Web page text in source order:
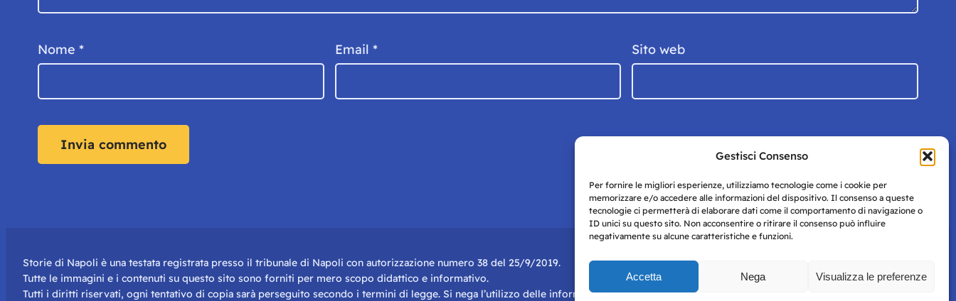
Gestisci Consenso
Per fornire le migliori esperienze, utilizziamo tecnologie come i cookie per
memorizzare e/o accedere alle informazioni del dispositivo. Il consenso a queste
tecnologie ci permetterà di elaborare dati come il comportamento di navigazione o
ID unici su questo sito. Non acconsentire o ritirare il consenso può influire
negativamente su alcune caratteristiche e funzioni.
Accetta Nega Visualizza le preferenze
Nome * Email * Sito web
Storie di Napoli è una testata registrata presso il tribunale di Napoli con autorizzazione numero 38 del 25/9/2019.
Tutte le immagini e i contenuti su questo sito sono forniti per mero scopo didattico e informativo.
Tutti i diritti riservati, ogni tentativo di copia sarà perseguito secondo i termini di legge. Si nega l’utilizzo delle informazioni in questo Policy